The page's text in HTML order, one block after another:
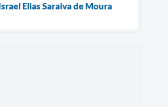
Elias Saraiva de Moura